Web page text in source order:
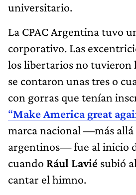
universitario.
La CPAC Argentina tuvo
corporativo. Las
los libertarios no tuvieron
se contaron unas tres o
con gorras que tenían
“Make America great
marca nacional —más allá
argentinos— fue al inicio
cuando Rául Lavié subió
cantar el himno.